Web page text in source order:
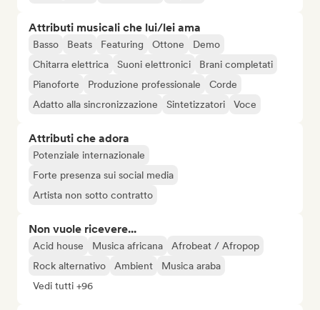
Attributi musicali che lui/lei ama
Basso Beats Featuring Ottone
Demo
Chitarra elettrica
Suoni elettronici
Brani completati
Pianoforte
Produzione professionale
Corde
Adatto alla sincronizzazione
Sintetizzatori Voce
Attributi che adora
Potenziale internazionale
Forte presenza sui social media
Artista non sotto contratto
Non vuole ricevere...
Acid house Musica africana
Afrobeat / Afropop
Rock alternativo
Ambient
Musica araba
Vedi tutti +96